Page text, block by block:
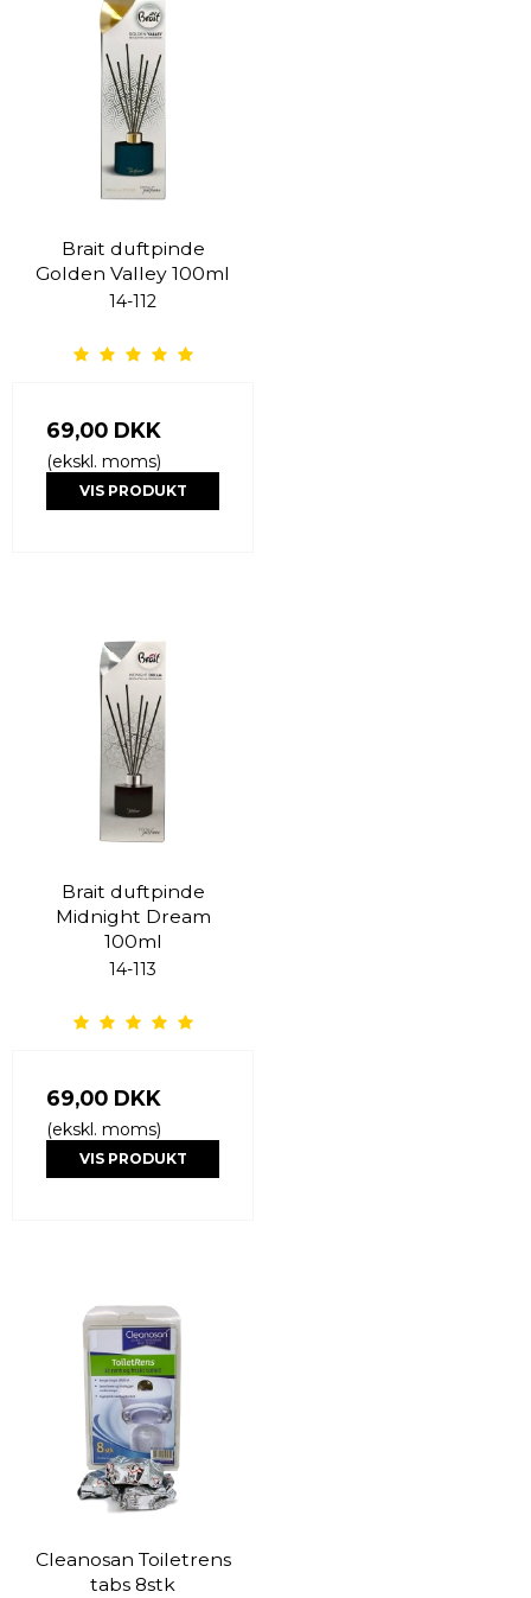
Brait duftpinde
Golden Valley 100ml
14-112
69,00 DKK
(ekskl. moms)
VIS PRODUKT
Brait duftpinde
Midnight Dream
100ml
14-113
69,00 DKK
(ekskl. moms)
VIS PRODUKT
Cleanosan Toiletrens
tabs 8stk